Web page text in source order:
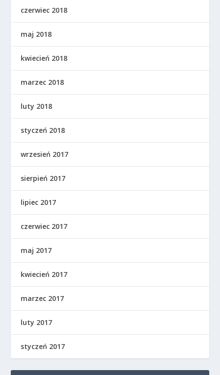
czerwiec 2018
maj 2018
kwiecień 2018
marzec 2018
luty 2018
styczeń 2018
wrzesień 2017
sierpień 2017
lipiec 2017
czerwiec 2017
maj 2017
kwiecień 2017
marzec 2017
luty 2017
styczeń 2017